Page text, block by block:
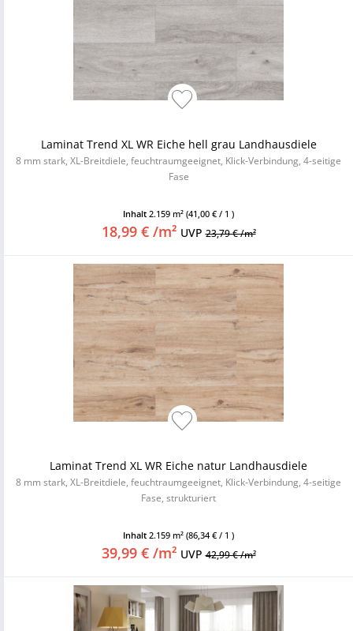
Laminat Trend XL WR Eiche hell grau Landhausdiele
8 mm stark, XL-Breitdiele, feuchtraumgeeignet, Klick-Verbindung, 4-seitige
Fase
Inhalt 2.159 m² (41,00 € / 1 )
18,99 € /m² UVP23,79 € /m²
Laminat Trend XL WR Eiche natur Landhausdiele
8 mm stark, XL-Breitdiele, feuchtraumgeeignet, Klick-Verbindung, 4-seitige
Fase, strukturiert
Inhalt 2.159 m² (86,34 € / 1 )
39,99 € /m² UVP42,99 € /m²